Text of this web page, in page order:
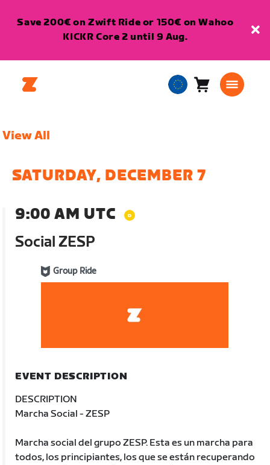
Save 200€ on Zwift Ride or 150€ on Wahoo
KICKR Core 2 until 9 Aug.
EuropeanCart0
View All
SATURDAY, DECEMBER 7
9:00 AM UTC
Social ZESP
Group Ride
EVENT DESCRIPTION
DESCRIPTION
Marcha Social - ZESP
Marcha social del grupo ZESP. Esta es un marcha para
todos, los principiantes, los que se están recuperando